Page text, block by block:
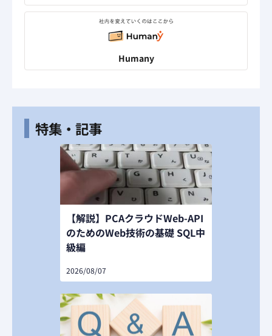
Humany
特集・記事
【解説】PCAクラウドWeb-API
のためのWeb技術の基礎 SQL中
級編
2026/08/07